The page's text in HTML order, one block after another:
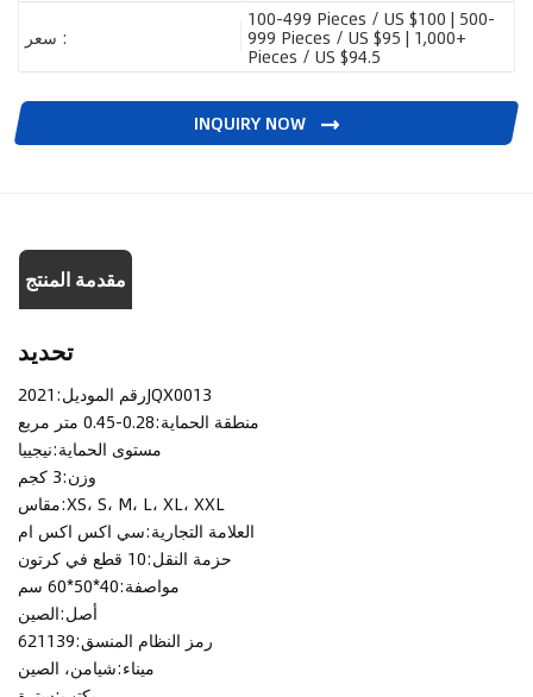
سعر :
100-499 Pieces / US $100 | 500-
999 Pieces / US $95 | 1,000+
Pieces / US $94.5
INQUIRY NOW
مقدمة المنتج
تحديد
رقم الموديل:2021JQX0013
منطقة الحماية:0.28-0.45 متر مربع
مستوى الحماية:نيجييا
وزن:3 كجم
مقاس:XS، S، M، L، XL، XXL
العلامة التجارية:سي اكس اكس ام
حزمة النقل:10 قطع في كرتون
مواصفة:40*50*60 سم
أصل:الصين
رمز النظام المنسق:621139
ميناء:شيامن، الصين